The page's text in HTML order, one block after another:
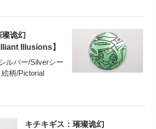
诡幻
Illusions】
ルバー/Silverシー
柄/Pictorial
キチキギス：璀璨诡幻